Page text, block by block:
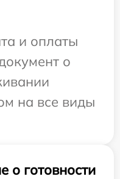
и оплаты
о
на все виды
о готовности